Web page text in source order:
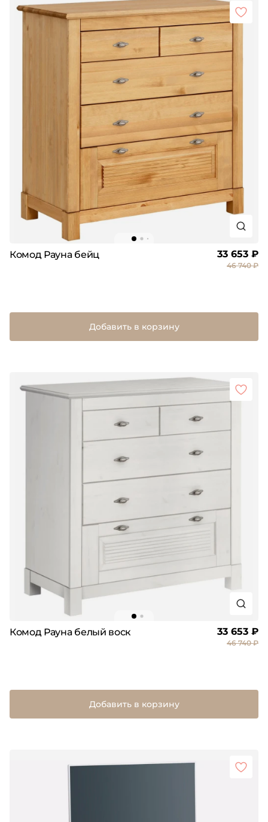
Комод Рауна бейц 33 653 ₽
46 740 ₽
Добавить в корзину
Комод Рауна белый воск 33 653 ₽
46 740 ₽
Добавить в корзину